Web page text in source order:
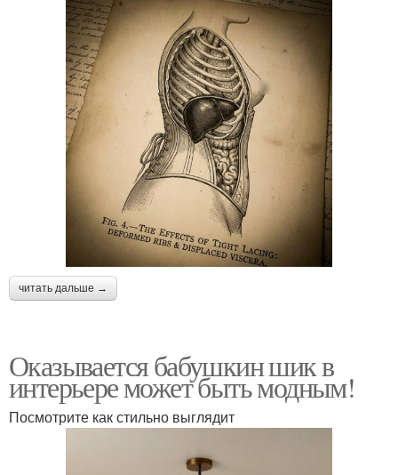
читать дальше →
Оказывается бабушкин шик в
интерьере может быть модным!
Посмотрите как стильно выглядит